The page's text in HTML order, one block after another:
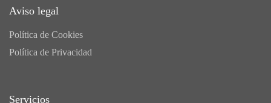
Aviso legal
Política de Cookies
Política de Privacidad
Servicios